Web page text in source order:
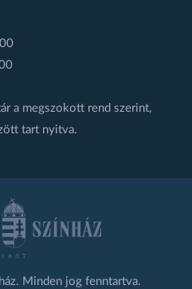
a megszokott rend szerint,
tart nyitva.
Minden jog fenntartva.